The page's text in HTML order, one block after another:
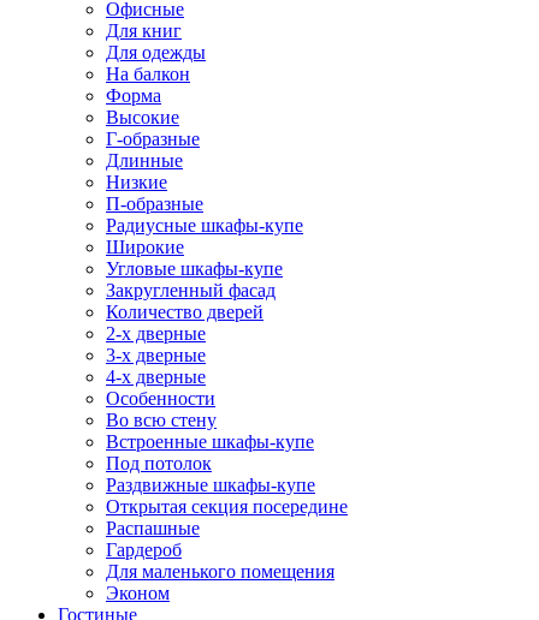
Офисные
Для книг
Для одежды
На балкон
Форма
Высокие
Г-образные
Длинные
Низкие
П-образные
Радиусные шкафы-купе
Широкие
Угловые шкафы-купе
Закругленный фасад
Количество дверей
2-х дверные
3-х дверные
4-х дверные
Особенности
Во всю стену
Встроенные шкафы-купе
Под потолок
Раздвижные шкафы-купе
Открытая секция посередине
Распашные
Гардероб
Для маленького помещения
Эконом
Гостиные